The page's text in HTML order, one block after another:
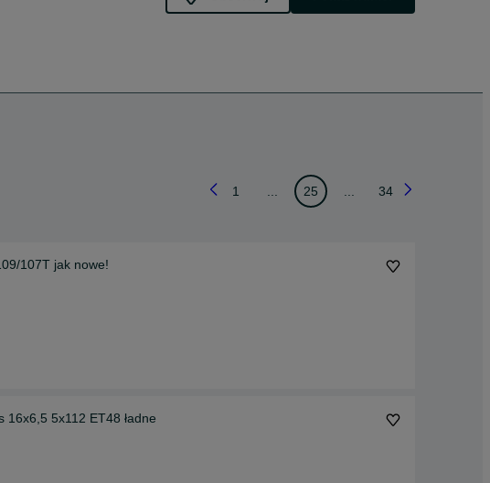
1 25 34
107T jak nowe!
5x112 ET48 ładne